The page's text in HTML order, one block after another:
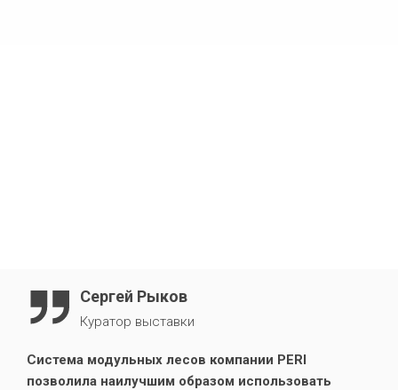
Сергей Рыков
Куратор выставки
Система модульных лесов компании PERI
позволила наилучшим образом использовать